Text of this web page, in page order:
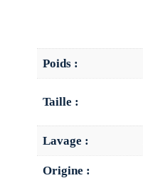
Poids :
Taille :
Lavage :
Origine :